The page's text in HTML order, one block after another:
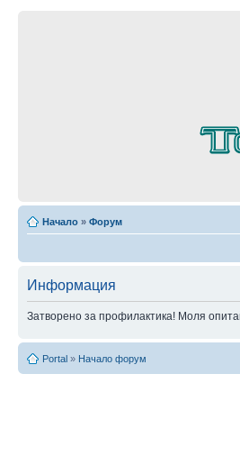
Начало » Форум
Информация
Затворено за профилактика! Моля
Portal » Начало форум